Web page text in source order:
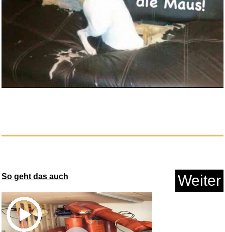
Anzeige
Sexualities in Anthropology: A...
Anzeige
So geht das auch Weiter